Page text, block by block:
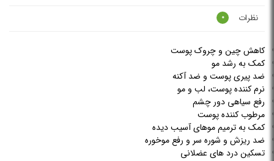
نظرات
0
کاهش چین و چروک پوست
کمک به رشد مو
ضد پیری پوست و ضد آکنه
نرم کننده پوست، لب و مو
رفع سیاهی دور چشم
مرطوب کننده پوست
کمک به ترمیم موهای آسیب دیده
ضد ریزش و شوره سر و رفع موخوره
تسکین درد های عضلانی